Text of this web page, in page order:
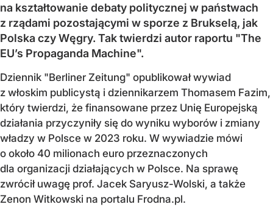
na kształtowanie debaty politycznej w państwach
z rządami pozostającymi w sporze z Brukselą, jak
Polska czy Węgry. Tak twierdzi autor raportu "The
EU’s Propaganda Machine".
Dziennik "Berliner Zeitung" opublikował wywiad
z włoskim publicystą i dziennikarzem Thomasem Fazim,
który twierdzi, że finansowane przez Unię Europejską
działania przyczyniły się do wyniku wyborów i zmiany
władzy w Polsce w 2023 roku. W wywiadzie mówi
o około 40 milionach euro przeznaczonych
dla organizacji działających w Polsce. Na sprawę
zwrócił uwagę prof. Jacek Saryusz-Wolski, a także
Zenon Witkowski na portalu Frodna.pl.